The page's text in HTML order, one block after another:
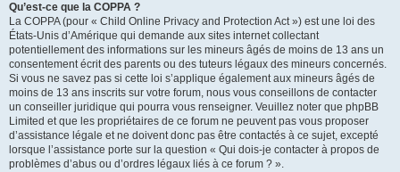
Qu’est-ce que la COPPA ?
La COPPA (pour « Child Online Privacy and Protection Act ») est une loi des
États-Unis d’Amérique qui demande aux sites internet collectant
potentiellement des informations sur les mineurs âgés de moins de 13 ans un
consentement écrit des parents ou des tuteurs légaux des mineurs concernés.
Si vous ne savez pas si cette loi s’applique également aux mineurs âgés de
moins de 13 ans inscrits sur votre forum, nous vous conseillons de contacter
un conseiller juridique qui pourra vous renseigner. Veuillez noter que phpBB
Limited et que les propriétaires de ce forum ne peuvent pas vous proposer
d’assistance légale et ne doivent donc pas être contactés à ce sujet, excepté
lorsque l’assistance porte sur la question « Qui dois-je contacter à propos de
problèmes d’abus ou d’ordres légaux liés à ce forum ? ».